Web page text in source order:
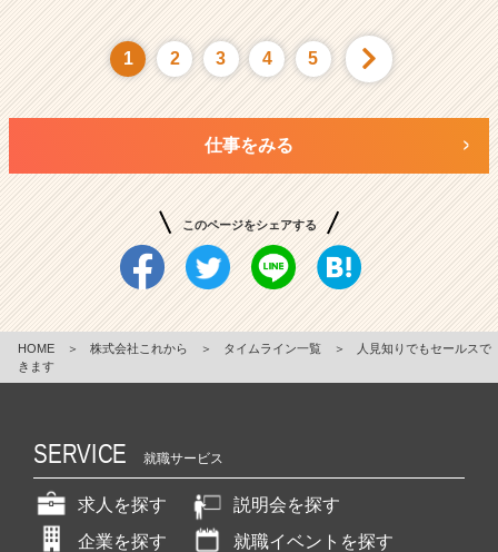
1 2 3 4 5
仕事をみる
このページをシェアする
HOME ＞ 株式会社これから ＞ タイムライン一覧 ＞
人見知りでもセールスで
きます
SERVICE 就職サービス
求人を探す
説明会を探す
企業を探す
就職イベントを探す